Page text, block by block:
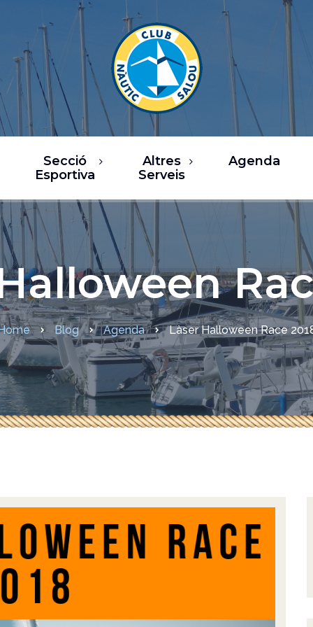
Secció
Esportiva
de Vela
Fitness
COVID-19
Altres
Serveis
Restaurants
Oci / Comerç
Xàrter i activitats
nàutiques
Serveis nàutics
Agenda
Blog Agenda Làser Halloween Race